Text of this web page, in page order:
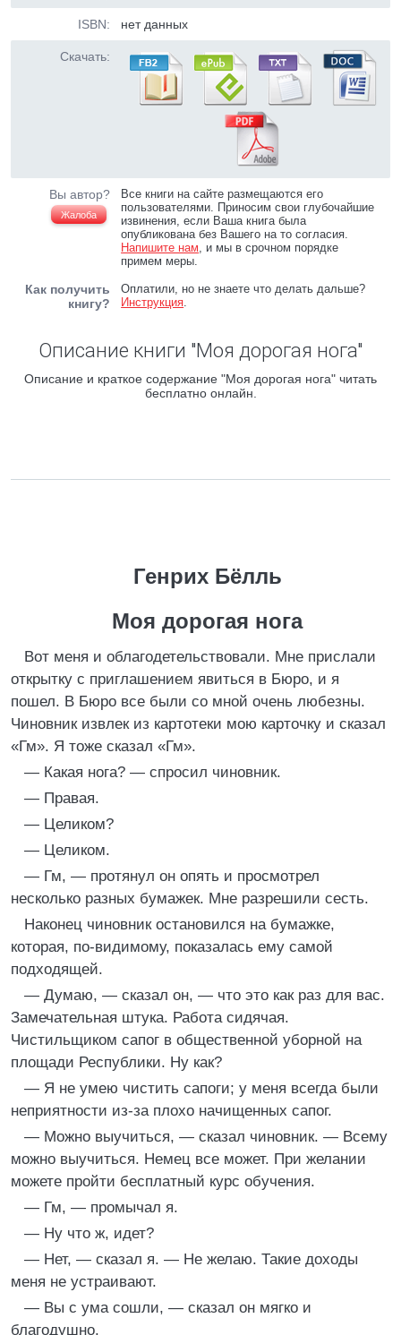
ISBN: нет данных
Скачать:
Вы автор?
Жалоба
Все книги на сайте размещаются его
пользователями. Приносим свои глубочайшие
извинения, если Ваша книга была
опубликована без Вашего на то согласия.
Напишите нам, и мы в срочном порядке
примем меры.
Как получить
книгу?
Оплатили, но не знаете что делать дальше?
Инструкция.
Описание книги "Моя дорогая нога"
Описание и краткое содержание "Моя дорогая нога" читать
бесплатно онлайн.
Генрих Бёлль
Моя дорогая нога
Вот меня и облагодетельствовали. Мне прислали
открытку с приглашением явиться в Бюро, и я
пошел. В Бюро все были со мной очень любезны.
Чиновник извлек из картотеки мою карточку и сказал
«Гм». Я тоже сказал «Гм».
— Какая нога? — спросил чиновник.
— Правая.
— Целиком?
— Целиком.
— Гм, — протянул он опять и просмотрел
несколько разных бумажек. Мне разрешили сесть.
Наконец чиновник остановился на бумажке,
которая, по-видимому, показалась ему самой
подходящей.
— Думаю, — сказал он, — что это как раз для вас.
Замечательная штука. Работа сидячая.
Чистильщиком сапог в общественной уборной на
площади Республики. Ну как?
— Я не умею чистить сапоги; у меня всегда были
неприятности из-за плохо начищенных сапог.
— Можно выучиться, — сказал чиновник. — Всему
можно выучиться. Немец все может. При желании
можете пройти бесплатный курс обучения.
— Гм, — промычал я.
— Ну что ж, идет?
— Нет, — сказал я. — Не желаю. Такие доходы
меня не устраивают.
— Вы с ума сошли, — сказал он мягко и
благодушно.